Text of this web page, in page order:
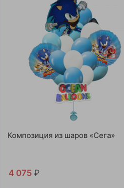
Композиция из шаров «Сега»
4 075 ₽